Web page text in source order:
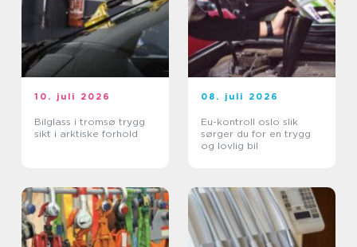
10. juli 2026
Bilglass i tromsø trygg
sikt i arktiske forhold
08. juli 2026
Eu-kontroll oslo slik
sørger du for en trygg
og lovlig bil